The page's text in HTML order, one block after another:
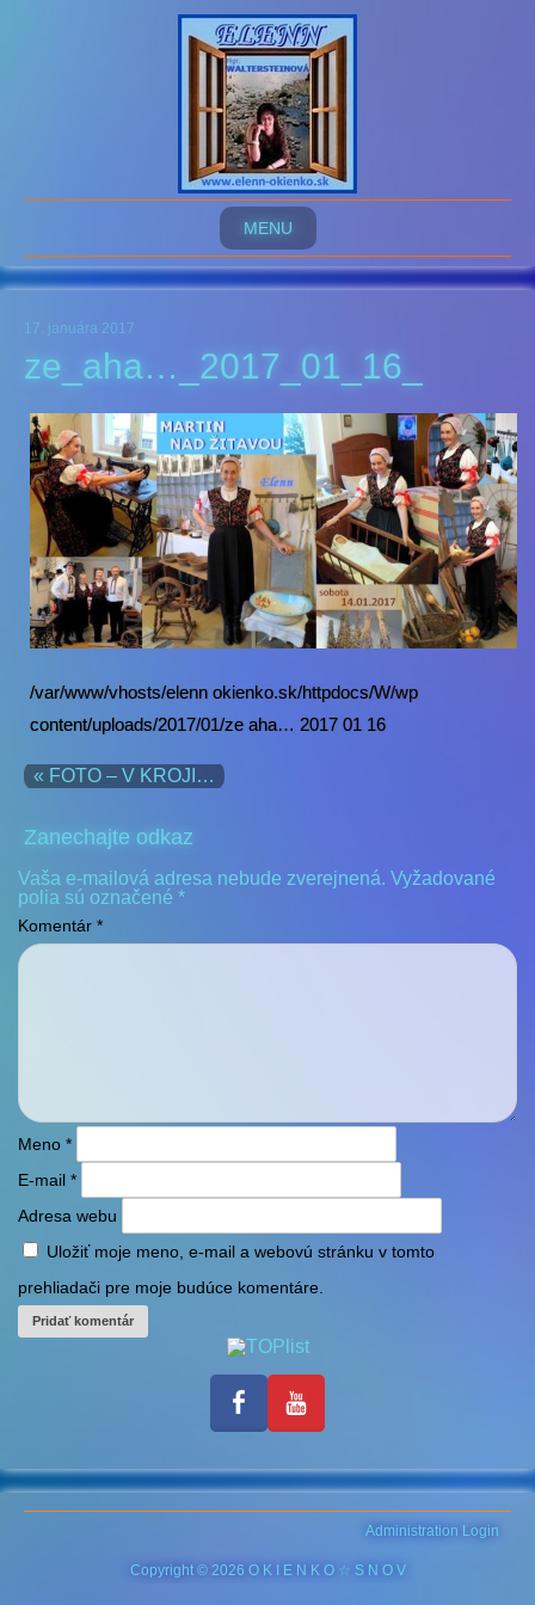
MENU
17. januára 2017
ze_aha…_2017_01_16_
/var/www/vhosts/elenn okienko.sk/httpdocs/W/wp
content/uploads/2017/01/ze aha… 2017 01 16
« FOTO – V KROJI…
Zanechajte odkaz
Vaša e-mailová adresa nebude zverejnená. Vyžadované
polia sú označené *
Komentár *
Meno *
E-mail *
Adresa webu
Uložiť moje meno, e-mail a webovú stránku v tomto
prehliadači pre moje budúce komentáre.
Administration Login
Copyright © 2026 O K I E N K O ☆ S N O V